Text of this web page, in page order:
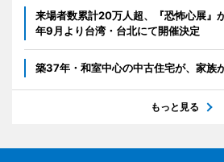
来場者数累計20万人超、『恐怖心展』
年9月より台湾・台北にて開催決定
築37年・和室中心の中古住宅が、家族
もっと見る